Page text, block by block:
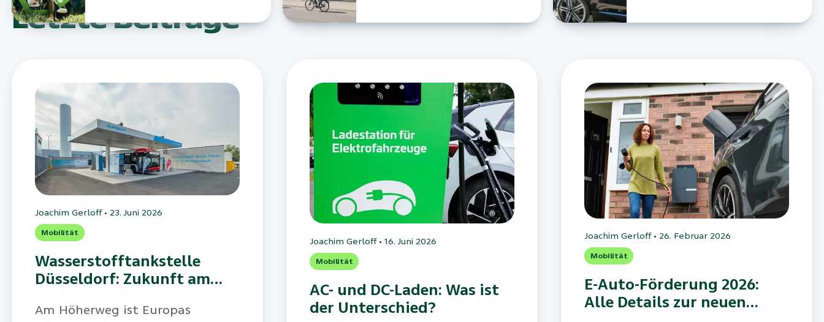
Letzte Beiträge
Joachim Gerloff• 23. Juni 2026
Mobilität
Wasserstofftankstelle
Düsseldorf: Zukunft am
Am Höherweg ist Europas
Joachim Gerloff•16. Juni 2026
Mobilität
AC- und DC-Laden: Was ist
der Unterschied?
Joachim Gerloff• 26. Februar 2026
Mobilität
E-Auto-Förderung 2026:
Alle Details zur neuen